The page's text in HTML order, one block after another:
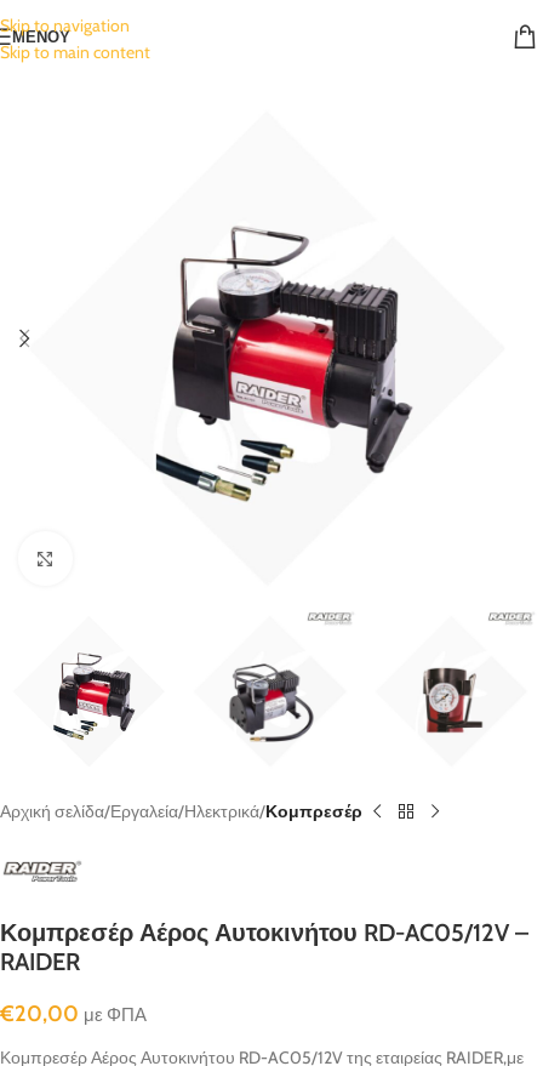
Skip to navigation
Skip to main content
ΜΕΝΟΥ
Αρχική σελίδα Εργαλεία Ηλεκτρικά Κομπρεσέρ
Κομπρεσέρ Αέρος Αυτοκινήτου RD-AC05/12V –
RAIDER
€20,00 με ΦΠΑ
Κομπρεσέρ Αέρος Αυτοκινήτου RD-AC05/12V της εταιρείας RAIDER,με